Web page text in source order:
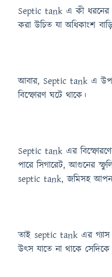
Septic tank এ কী ধরনের
করা উচিত যা অধিকাংশ
আবার, Septic tank এ
বিস্ফোরণ ঘটে থাকে।
Septic tank এর
পারে সিগারেট, আগুনের
septic tank, জমিসহ
তাই septic tank এর গ্যাস
উৎস যাতে না থাকে